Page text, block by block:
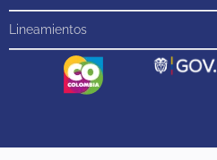
Lineamientos